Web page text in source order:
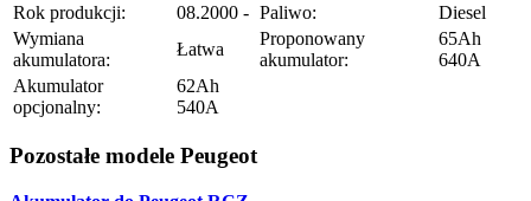
Rok produkcji:
08.2000 - Paliwo:
Diesel
Wymiana
akumulatora:
Łatwa
Proponowany
akumulator:
65Ah
640A
Akumulator
opcjonalny:
62Ah
540A
Pozostałe modele Peugeot